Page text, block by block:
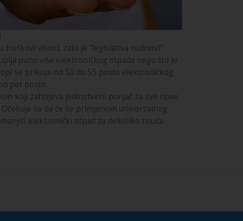
visoki, zato je “legislativa nužnost”.
puno više elektroničkog otpada nego što je
se prikupi od 50 do 55 posto elektroničkog
pet posto.
koji zahtijeva jedinstveni punjač za sve nove
se da će se primjenom univerzalnog
elektronički otpad za nekoliko tisuća